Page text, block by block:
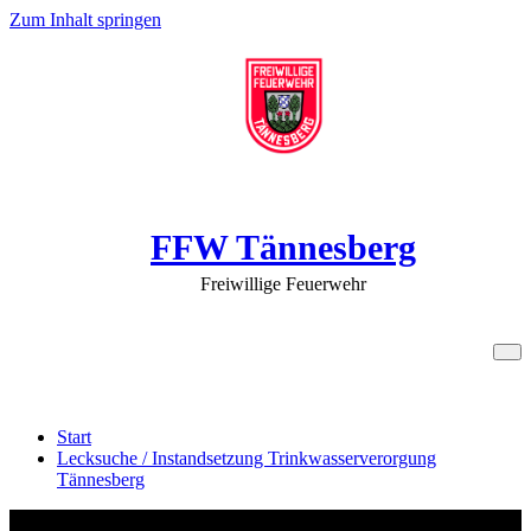
Zum Inhalt springen
FFW Tännesberg
Freiwillige Feuerwehr
Start
Lecksuche / Instandsetzung Trinkwasserverorgung
Tännesberg